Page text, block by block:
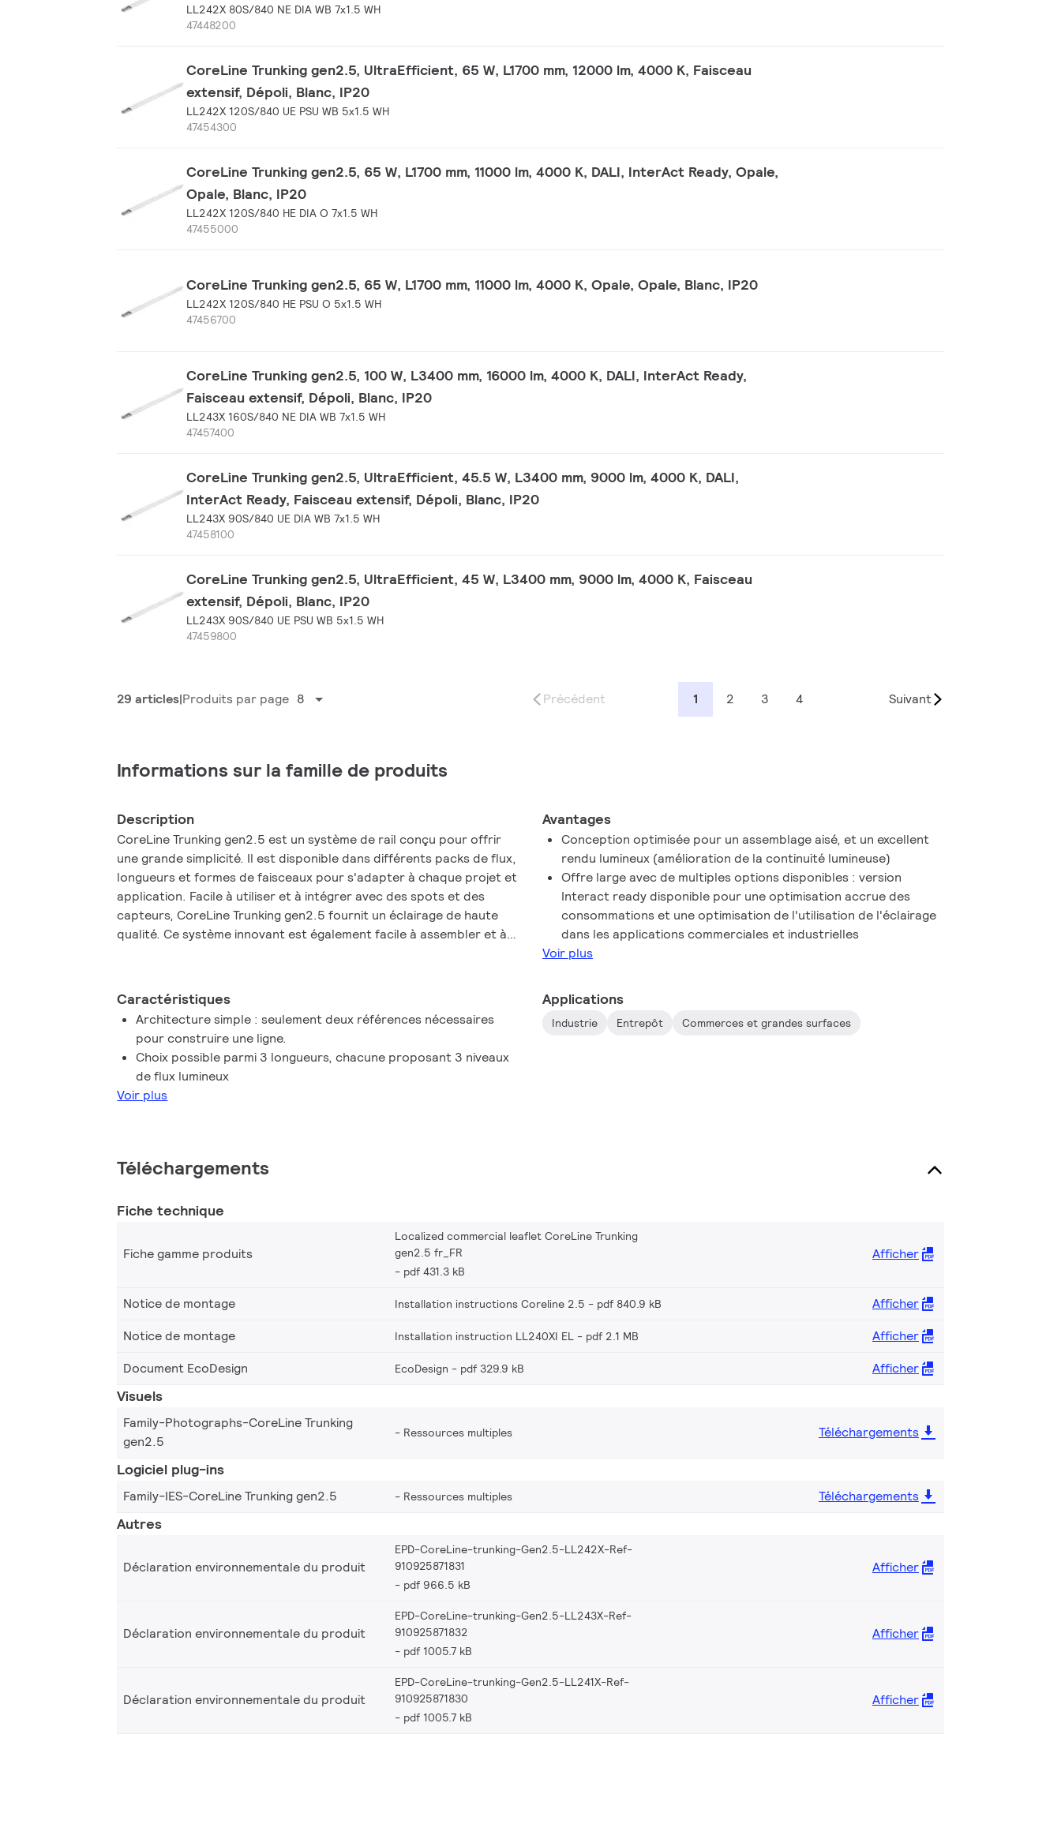
LL242X 80S/840 NE DIA WB 7x1.5 WH
47448200
CoreLine Trunking gen2.5, UltraEfficient, 65 W, L1700 mm, 12000 lm, 4000 K, Faisceau
extensif, Dépoli, Blanc, IP20
LL242X 120S/840 UE PSU WB 5x1.5 WH
47454300
CoreLine Trunking gen2.5, 65 W, L1700 mm, 11000 lm, 4000 K, DALI, InterAct Ready, Opale,
Opale, Blanc, IP20
LL242X 120S/840 HE DIA O 7x1.5 WH
47455000
CoreLine Trunking gen2.5, 65 W, L1700 mm, 11000 lm, 4000 K, Opale, Opale, Blanc, IP20
LL242X 120S/840 HE PSU O 5x1.5 WH
47456700
CoreLine Trunking gen2.5, 100 W, L3400 mm, 16000 lm, 4000 K, DALI, InterAct Ready,
Faisceau extensif, Dépoli, Blanc, IP20
LL243X 160S/840 NE DIA WB 7x1.5 WH
47457400
CoreLine Trunking gen2.5, UltraEfficient, 45.5 W, L3400 mm, 9000 lm, 4000 K, DALI,
InterAct Ready, Faisceau extensif, Dépoli, Blanc, IP20
LL243X 90S/840 UE DIA WB 7x1.5 WH
47458100
CoreLine Trunking gen2.5, UltraEfficient, 45 W, L3400 mm, 9000 lm, 4000 K, Faisceau
extensif, Dépoli, Blanc, IP20
LL243X 90S/840 UE PSU WB 5x1.5 WH
47459800
29 articles Produits par page 8 Précédent 1 2 3 4 Suivant
Informations sur la famille de produits
Description
CoreLine Trunking gen2.5 est un système de rail conçu pour offrir
une grande simplicité. Il est disponible dans différents packs de flux,
longueurs et formes de faisceaux pour s'adapter à chaque projet et
application. Facile à utiliser et à intégrer avec des spots et des
capteurs, CoreLine Trunking gen2.5 fournit un éclairage de haute
qualité. Ce système innovant est également facile à assembler et à
Avantages
Conception optimisée pour un assemblage aisé, et un excellent
rendu lumineux (amélioration de la continuité lumineuse)
Offre large avec de multiples options disponibles : version
Interact ready disponible pour une optimisation accrue des
consommations et une optimisation de l'utilisation de l'éclairage
dans les applications commerciales et industrielles
Voir plus
Caractéristiques
Architecture simple : seulement deux références nécessaires
pour construire une ligne.
Choix possible parmi 3 longueurs, chacune proposant 3 niveaux
de flux lumineux
Voir plus
Applications
Industrie Entrepôt Commerces et grandes surfaces
Téléchargements
Fiche technique
Fiche gamme produits
Localized commercial leaflet CoreLine Trunking
gen2.5 fr_FR
pdf 431.3 kB
Afficher
Notice de montage Installation instructions Coreline 2.5 pdf 840.9 kB
Afficher
Notice de montage
Installation instruction LL240XI EL pdf 2.1 MB
Afficher
Document EcoDesign
EcoDesign pdf 329.9 kB Afficher
Visuels
Family-Photographs-CoreLine Trunking
gen2.5
Ressources multiples Téléchargements
Logiciel plug-ins
Family-IES-CoreLine Trunking gen2.5 Ressources multiples Téléchargements
Autres
Déclaration environnementale du produit
EPD-CoreLine-trunking-Gen2.5-LL242X-Ref-
910925871831
pdf 966.5 kB
Afficher
Déclaration environnementale du produit
EPD-CoreLine-trunking-Gen2.5-LL243X-Ref-
910925871832
pdf 1005.7 kB
Afficher
Déclaration environnementale du produit
EPD-CoreLine-trunking-Gen2.5-LL241X-Ref-
910925871830
pdf 1005.7 kB
Afficher